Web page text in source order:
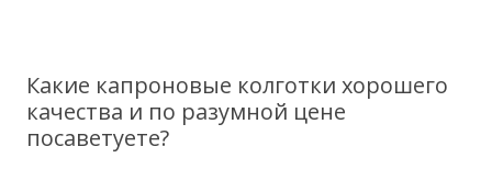
Какие капроновые колготки хорошего
качества и по разумной цене
посаветуете?